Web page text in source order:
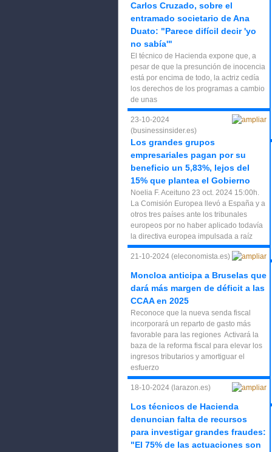
Carlos Cruzado, sobre el
entramado societario de Ana
Duato: "Parece difícil decir 'yo
no sabía'"
El técnico de Hacienda expone que, a
pesar de que la presunción de inocencia
está por encima de todo, la actriz cedía
los derechos de los programas a cambio
de unas
23-10-2024
(businessinsider.es)
Los grandes grupos
empresariales pagan por su
beneficio un 5,83%, lejos del
15% que plantea el Gobierno
Noelia F. Aceituno 23 oct. 2024 15:00h.
La Comisión Europea llevó a España y a
otros tres países ante los tribunales
europeos por no haber aplicado todavía
la directiva europea impulsada a raíz
21-10-2024 (eleconomista.es)
Moncloa anticipa a Bruselas que
dará más margen de déficit a las
CCAA en 2025
Reconoce que la nueva senda fiscal
incorporará un reparto de gasto más
favorable para las regiones Activará la
baza de la reforma fiscal para elevar los
ingresos tributarios y amortiguar el
esfuerzo
18-10-2024 (larazon.es)
Los técnicos de Hacienda
denuncian falta de recursos
para investigar grandes fraudes:
"El 75% de las actuaciones son